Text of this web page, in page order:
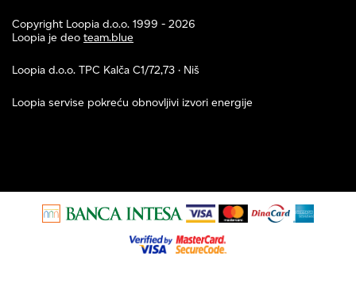
Copyright Loopia d.o.o. 1999 - 2026
Loopia je deo team.blue
Loopia d.o.o. TPC Kalča C1/72,73 · Niš
Loopia servise pokreću obnovljivi izvori energije